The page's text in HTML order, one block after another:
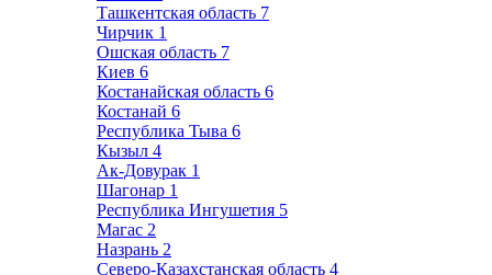
Ташкентская область 7
Чирчик 1
Ошская область 7
Киев 6
Костанайская область 6
Костанай 6
Республика Тыва 6
Кызыл 4
Ак-Довурак 1
Шагонар 1
Республика Ингушетия 5
Магас 2
Назрань 2
Северо-Казахстанская область 4